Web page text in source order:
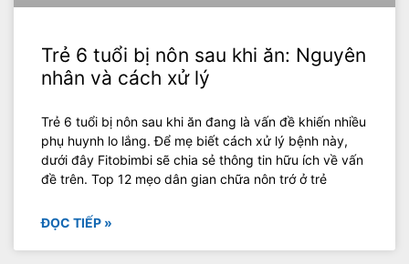
Trẻ 6 tuổi bị nôn sau khi ăn: Nguyên
nhân và cách xử lý
Trẻ 6 tuổi bị nôn sau khi ăn đang là vấn đề khiến nhiều
phụ huynh lo lắng. Để mẹ biết cách xử lý bệnh này,
dưới đây Fitobimbi sẽ chia sẻ thông tin hữu ích về vấn
đề trên. Top 12 mẹo dân gian chữa nôn trớ ở trẻ
ĐỌC TIẾP »